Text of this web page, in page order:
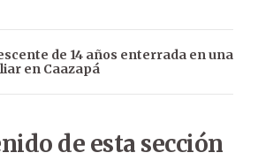
de 14 años enterrada en una
en Caazapá
de esta sección